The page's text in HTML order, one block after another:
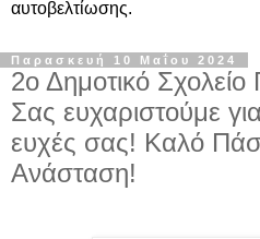
αυτοβελτίωσης.
Παρασκευή 10 Μαΐου 2024
2ο Δημοτικό
Σας ευχαριστούμε
ευχές σας! Καλό
Ανάσταση!